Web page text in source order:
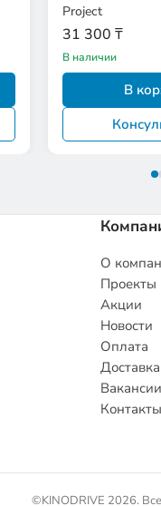
Project
31 300 ₸
В наличии
В
О
Проекты
Акции
Новости
Оплата
Доставка
Вакансии
Контакты
©KINODRIVE 2026.